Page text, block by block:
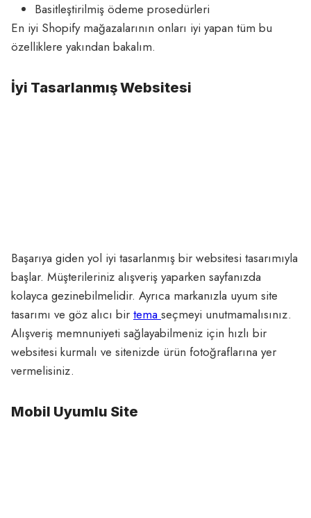
Basitleştirilmiş ödeme prosedürleri
En iyi Shopify mağazalarının onları iyi yapan tüm bu
özelliklere yakından bakalım.
İyi Tasarlanmış Websitesi
Başarıya giden yol iyi tasarlanmış bir websitesi tasarımıyla
başlar. Müşterileriniz alışveriş yaparken sayfanızda
kolayca gezinebilmelidir. Ayrıca markanızla uyum site
tasarımı ve göz alıcı bir tema seçmeyi unutmamalısınız.
Alışveriş memnuniyeti sağlayabilmeniz için hızlı bir
websitesi kurmalı ve sitenizde ürün fotoğraflarına yer
vermelisiniz.
Mobil Uyumlu Site